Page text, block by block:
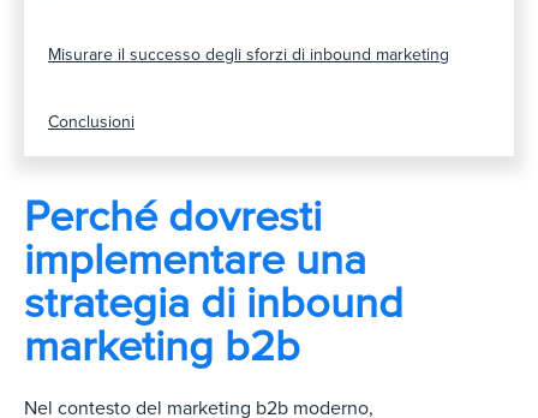
Misurare il successo degli sforzi di inbound marketing
Conclusioni
Perché dovresti
implementare una
strategia di inbound
marketing b2b
Nel contesto del marketing b2b moderno,